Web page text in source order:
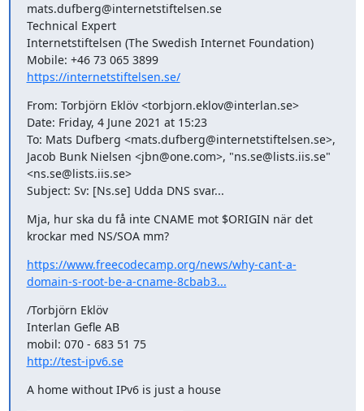
mats.dufberg@internetstiftelsen.se
Technical Expert
Internetstiftelsen (The Swedish Internet Foundation)
Mobile: +46 73 065 3899
https://internetstiftelsen.se/
From: Torbjörn Eklöv <torbjorn.eklov@interlan.se>
Date: Friday, 4 June 2021 at 15:23
To: Mats Dufberg <mats.dufberg@internetstiftelsen.se>,
Jacob Bunk Nielsen <jbn@one.com>, "ns.se@lists.iis.se"
<ns.se@lists.iis.se>
Subject: Sv: [Ns.se] Udda DNS svar...
Mja, hur ska du få inte CNAME mot $ORIGIN när det
krockar med NS/SOA mm?
https://www.freecodecamp.org/news/why-cant-a-
domain-s-root-be-a-cname-8cbab3...
/Torbjörn Eklöv
Interlan Gefle AB
mobil: 070 - 683 51 75
http://test-ipv6.se
A home without IPv6 is just a house